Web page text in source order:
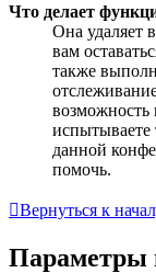
Что делает
Она удаляет
вам
также
испытываете
данной
помочь.
Вернуться к
Параметры